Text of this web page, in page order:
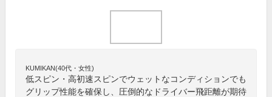
KUMIKAN(40代・女性)
低スピン・高初速スピンでウェットなコンディションでも
グリップ性能を確保し、圧倒的なドライバー飛距離が期待